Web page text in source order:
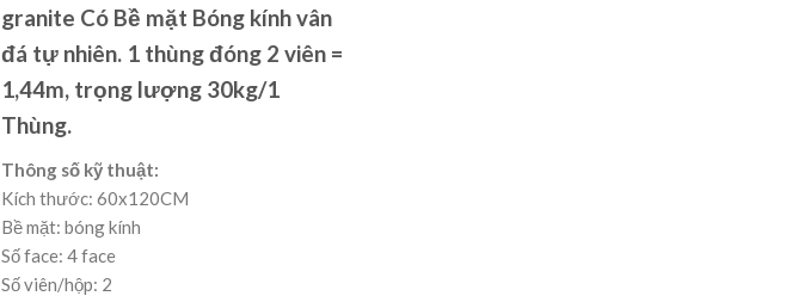
granite Có Bề mặt Bóng kính vân
đá tự nhiên. 1 thùng đóng 2 viên =
1,44m, trọng lượng 30kg/1
Thùng.
Thông số kỹ thuật:
Kích thước: 60x120CM
Bề mặt: bóng kính
Số face: 4 face
Số viên/hộp: 2